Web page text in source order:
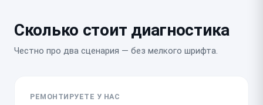
Сколько стоит диагностика
Честно про два сценария — без мелкого шрифта.
РЕМОНТИРУЕТЕ У НАС